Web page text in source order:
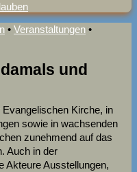
• Veranstaltungen •
und
Kirche, in
sowie in wachsenden
zunehmend auf das
Auch in der
Akteure Ausstellungen,